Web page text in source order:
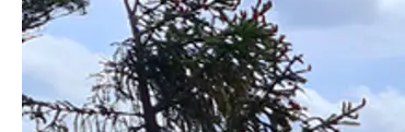
13.00 - Zipline äventyr
Nu är det dags för den rediga höjdaren!
15.30 - Tillbaka i Base Camp, fortsatt möte